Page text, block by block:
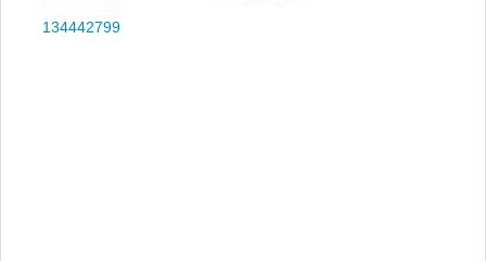
134442799